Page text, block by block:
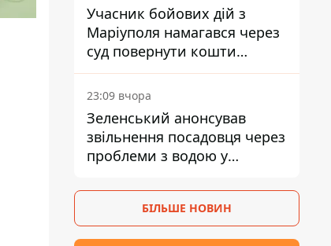
Учасник бойових дій з
Маріуполя намагався через
суд повернути кошти
субсидії з рахунку в
Ощадбанку - яким було
рішення
23:09 вчора
Зеленський анонсував
звільнення посадовця через
проблеми з водою у
БІЛЬШЕ НОВИН